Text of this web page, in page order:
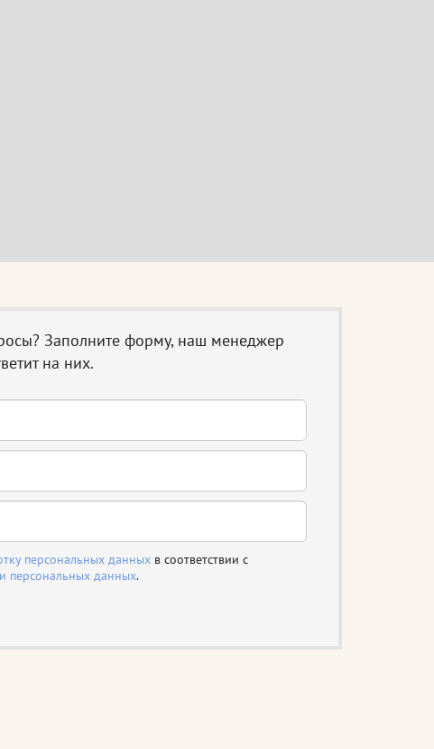
Заполните форму, наш менеджер
на них.
персональных данных в соответствии с
персональных данных.